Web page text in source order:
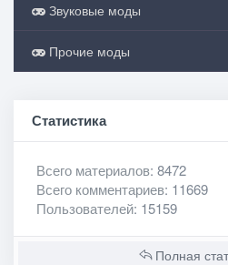
Звуковые моды
Прочие моды
Статистика
Всего материалов: 8472
Всего комментариев: 11669
Пользователей: 15159
Полная